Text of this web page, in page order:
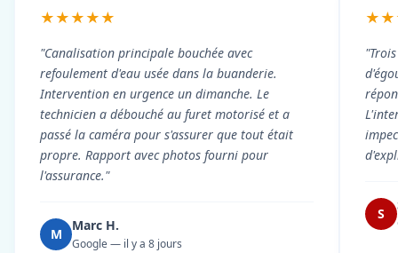
★★★★★
"Canalisation principale bouchée avec
refoulement d'eau usée dans la buanderie.
Intervention en urgence un dimanche. Le
technicien a débouché au furet motorisé et a
passé la caméra pour s'assurer que tout était
propre. Rapport avec photos fourni pour
l'assurance."
M
Marc H.
Google — il y a 8 jours
S